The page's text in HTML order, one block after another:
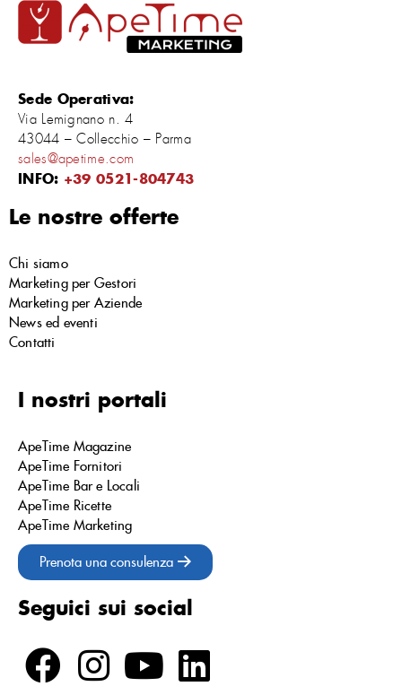
Sede Operativa:
Via Lemignano n. 4
43044 – Collecchio – Parma
sales@apetime.com
INFO: +39 0521-804743
Le nostre offerte
Chi siamo
Marketing per Gestori
Marketing per Aziende
News ed eventi
Contatti
I nostri portali
ApeTime Magazine
ApeTime Fornitori
ApeTime Bar e Locali
ApeTime Ricette
ApeTime Marketing
Prenota una consulenza
Seguici sui social